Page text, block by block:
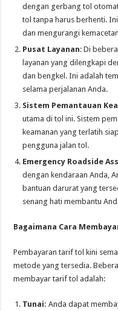
dengan gerbang tol
tol tanpa harus berhenti.
dan mengurangi
Pusat Layanan: Di
layanan yang dilengkapi
dan bengkel. Ini adalah
selama perjalanan Anda.
Sistem Pemantauan
utama di tol ini. Sistem
keamanan yang terlatih
pengguna jalan tol.
Emergency Roadside
dengan kendaraan Anda,
bantuan darurat yang
senang hati membantu
Bagaimana Cara
Pembayaran tarif tol kini
metode yang tersedia.
membayar tarif tol adalah:
Tunai: Anda dapat